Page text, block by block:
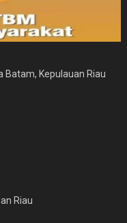
Batam, Kepulauan Riau
Riau